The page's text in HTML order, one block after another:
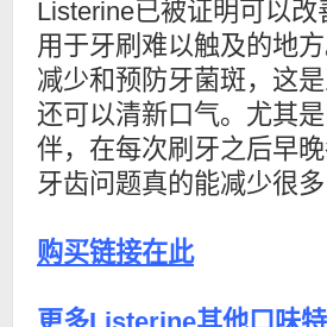
Listerine已被证明可以
用于牙刷难以触及的地
减少和预防牙菌斑，这
还可以清新口气。尤其
伴，在每次刷牙之后早
牙齿问题真的能减少很多
购买链接在此